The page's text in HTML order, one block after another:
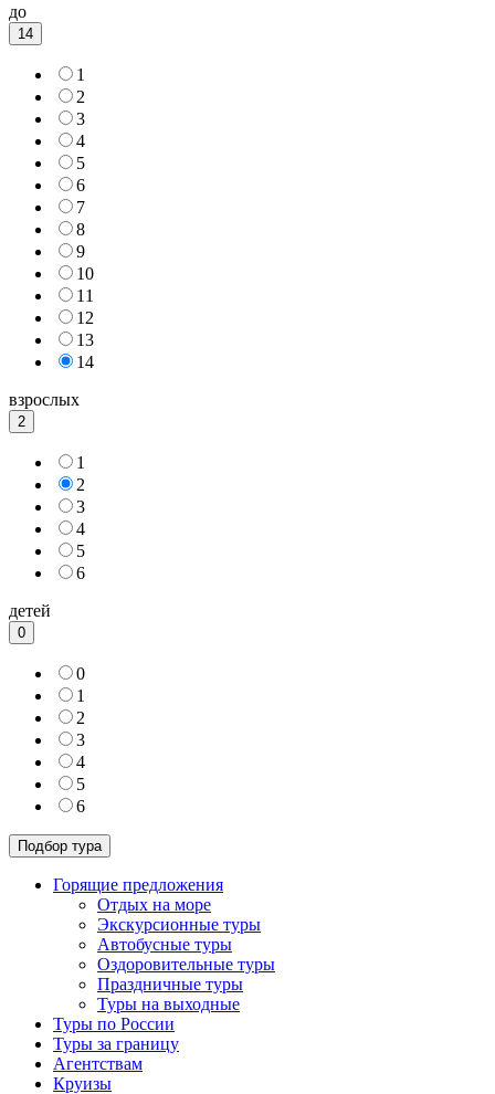
до
14
1
2
3
4
5
6
7
8
9
10
11
12
13
14
взрослых
2
1
2
3
4
5
6
детей
0
0
1
2
3
4
5
6
Горящие предложения
Отдых на море
Экскурсионные туры
Автобусные туры
Оздоровительные туры
Праздничные туры
Туры на выходные
Туры по России
Туры за границу
Агентствам
Круизы